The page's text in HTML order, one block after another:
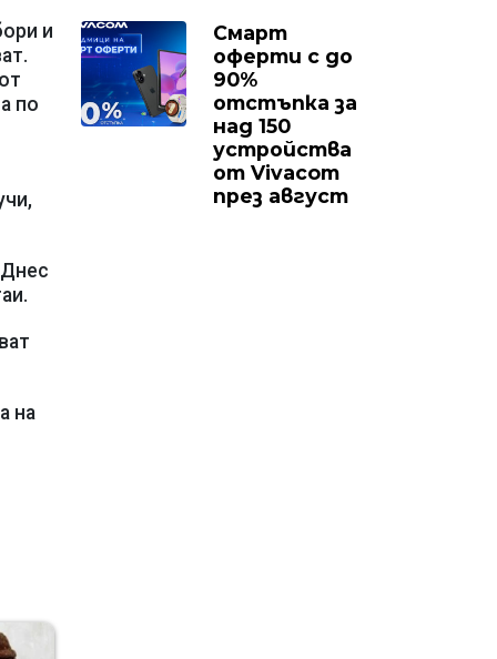
и
по
на
Смарт
оферти с до
90%
отстъпка за
над 150
устройства
от Vivacom
през август